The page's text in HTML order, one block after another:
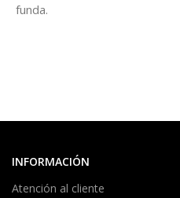
funda.
INFORMACIÓN
Atención al cliente